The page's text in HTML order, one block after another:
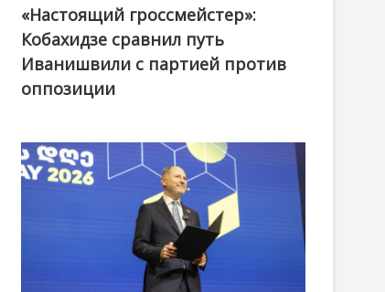
@ქართული ოცნება / Georgian Dream
«Настоящий гроссмейстер»:
Кобахидзе сравнил путь
Иванишвили с партией против
оппозиции